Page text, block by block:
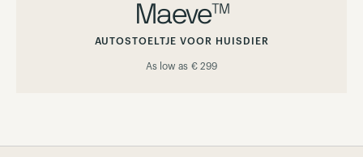
Maeve™
AUTOSTOELTJE VOOR HUISDIER
As low as € 299